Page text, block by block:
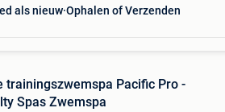
als nieuw Ophalen of Verzenden
trainingszwemspa Pacific Pro -
Spas Zwemspa